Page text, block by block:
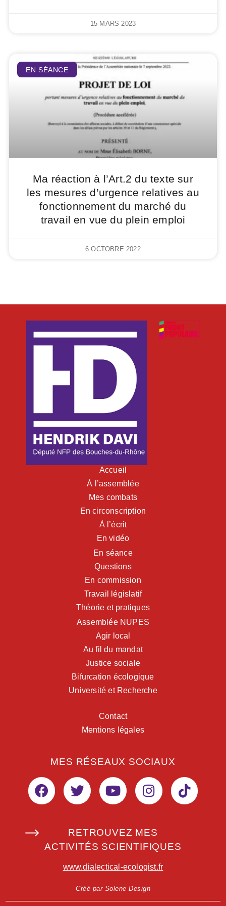
15 MARS 2023
EN SÉANCE
Ma réaction à l’Art.2 du texte sur
les mesures d’urgence relatives au
fonctionnement du marché du
travail en vue du plein emploi
6 OCTOBRE 2022
Accueil
À l’assemblée
Mes combats
En circonscription
À l’écrit
En vidéo
En séance
Questions
En commission
Travail législatif
Théorie et pratiques
Assemblée NUPES
Agir local
Au fil du mandat
Justice sociale
Bifurcation écologique
Université et Recherche
Contact
Mentions légales
MES RÉSEAUX SOCIAUX
RETROUVEZ MES
ACTIVITÉS SCIENTIFIQUES
www.dialectical-ecologist.fr
Créé par Solene Design